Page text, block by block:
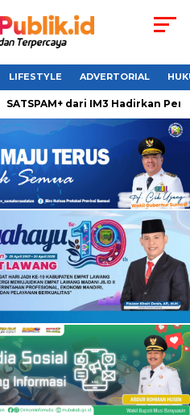
LIFESTYLE ADVERTORIAL
SATSPAM+ dari IM3 Hadirkan